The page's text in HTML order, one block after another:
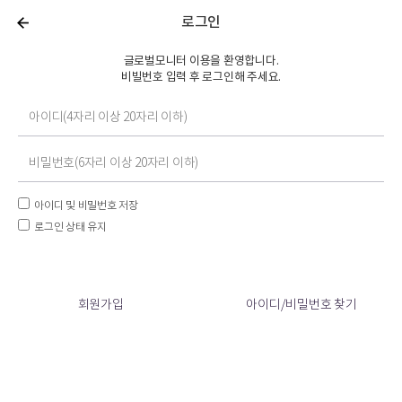
로그인
글로벌모니터 이용을 환영합니다.
비빌번호 입력 후 로그인해 주세요.
아이디 및 비밀번호 저장
로그인 상태 유지
회원가입 아이디/비밀번호 찾기